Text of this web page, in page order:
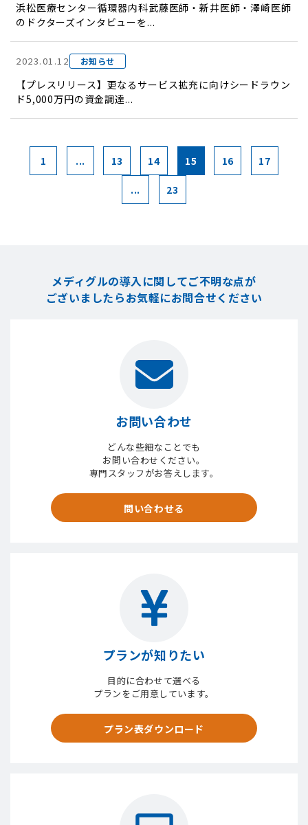
浜松医療センター循環器内科武藤医師・新井医師・澤崎医師
のドクターズインタビューを...
2023.01.12 お知らせ
【プレスリリース】更なるサービス拡充に向けシードラウン
ド5,000万円の資金調達...
1 ... 13 14 15 16 17
... 23
メディグルの導入に関してご不明な点が
ございましたらお気軽にお問合せください
お問い合わせ
どんな些細なことでも
お問い合わせください。
専門スタッフがお答えします。
問い合わせる
プランが知りたい
目的に合わせて選べる
プランをご用意しています。
プラン表ダウンロード